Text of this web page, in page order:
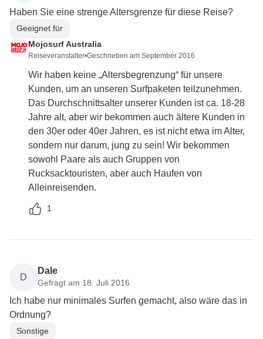
Haben Sie eine strenge Altersgrenze für diese Reise?
Geeignet für
Mojosurf Australia
Reiseveranstalter•Geschrieben am September 2016
Wir haben keine „Altersbegrenzung“ für unsere
Kunden, um an unseren Surfpaketen teilzunehmen.
Das Durchschnittsalter unserer Kunden ist ca. 18-28
Jahre alt, aber wir bekommen auch ältere Kunden in
den 30er oder 40er Jahren, es ist nicht etwa im Alter,
sondern nur darum, jung zu sein! Wir bekommen
sowohl Paare als auch Gruppen von
Rucksacktouristen, aber auch Haufen von
Alleinreisenden.
1
D
Dale
Gefragt am 18. Juli 2016
Ich habe nur minimales Surfen gemacht, also wäre das in
Ordnung?
Sonstige